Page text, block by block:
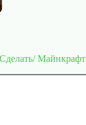
Майнкрафт